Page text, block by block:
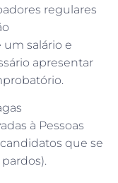
regulares
salário e
apresentar
à Pessoas
que se